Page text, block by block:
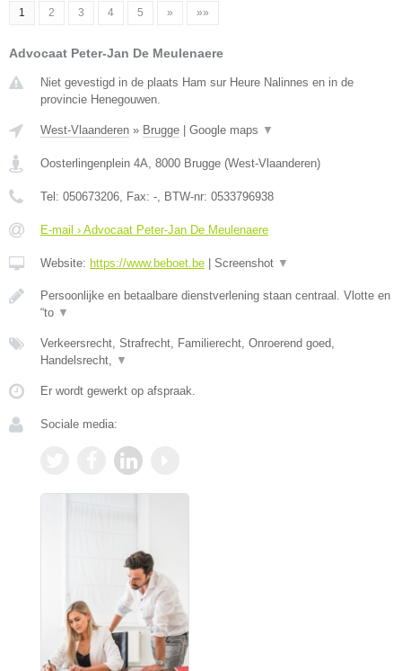
1 2 3 4 5 » »»
Advocaat Peter-Jan De Meulenaere
Niet gevestigd in de plaats Ham sur Heure Nalinnes en in de
provincie Henegouwen.
West-Vlaanderen » Brugge Google maps ▼
Oosterlingenplein 4A, 8000 Brugge (West-Vlaanderen)
Tel: 050673206, Fax: -, BTW-nr: 0533796938
E-mail › Advocaat Peter-Jan De Meulenaere
Website: https://www.beboet.be Screenshot ▼
Persoonlijke en betaalbare dienstverlening staan centraal. Vlotte en
“to ▼
Verkeersrecht, Strafrecht, Familierecht, Onroerend goed,
Handelsrecht, ▼
Er wordt gewerkt op afspraak.
Sociale media: